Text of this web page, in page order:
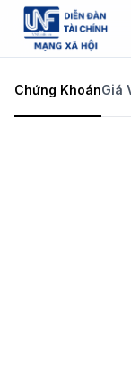
Chứng KhoánGiá